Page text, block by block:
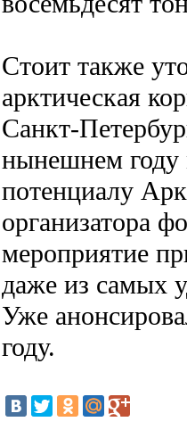
Стоит также
арктическая
Санкт-
нынешнем году
потенциалу
организатора
мероприятие
даже из самых
Уже
году.